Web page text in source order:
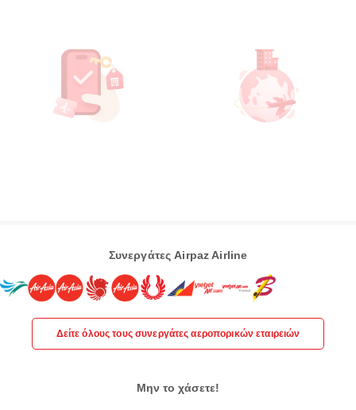
Συνεργάτες Airpaz Airline
Δείτε όλους τους συνεργάτες αεροπορικών εταιρειών
Μην το χάσετε!